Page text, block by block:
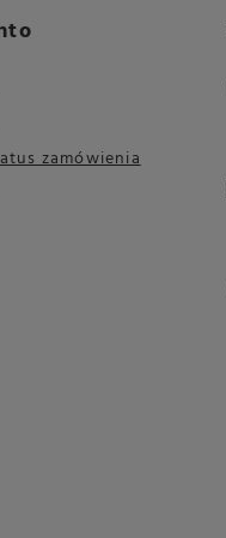
zamówienia